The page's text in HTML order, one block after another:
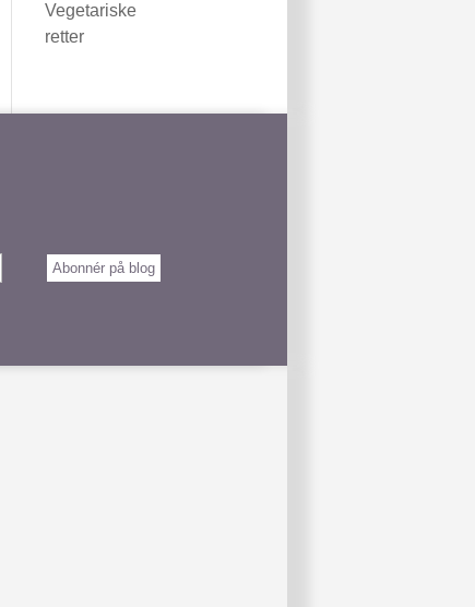
Vegetariske
retter
Abonnér på blog